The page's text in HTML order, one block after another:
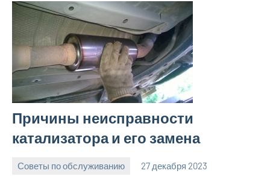
Причины неисправности
катализатора и его замена
Советы по обслуживанию 27 декабря 2023